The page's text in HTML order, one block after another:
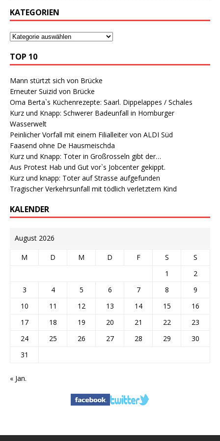
KATEGORIEN
TOP 10
Mann stürtzt sich von Brücke
Erneuter Suizid von Brücke
Oma Berta`s Küchenrezepte: Saarl. Dippelappes / Schales
Kurz und Knapp: Schwerer Badeunfall in Homburger
Wasserwelt
Peinlicher Vorfall mit einem Filialleiter von ALDI Süd
Faasend ohne De Hausmeischda
Kurz und Knapp: Toter in Großrosseln gibt der…
Aus Protest Hab und Gut vor`s Jobcenter gekippt.
Kurz und knapp: Toter auf Strasse aufgefunden
Tragischer Verkehrsunfall mit tödlich verletztem Kind
KALENDER
August 2026
M D M D F S
S
1
2
3
4 5 6 7 8
9
10
11 12 13 14 15
16
17
18 19 20 21 22
23
24
25 26 27 28 29
30
31
« Jan.